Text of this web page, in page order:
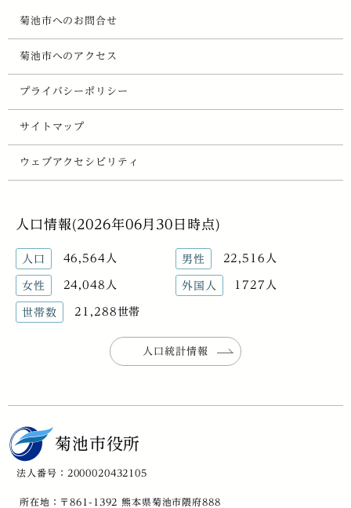
菊池市へのお問合せ
菊池市へのアクセス
プライバシーポリシー
サイトマップ
ウェブアクセシビリティ
人口情報(2026年06月30日時点)
人口 46,564人 男性 22,516人
女性 24,048人 外国人 1727人
世帯数 21,288世帯
人口統計情報
菊池市役所
法人番号：2000020432105
所在地：〒861-1392 熊本県菊池市隈府888